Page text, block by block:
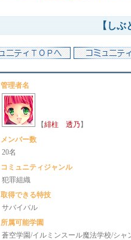
【しぶ
管理者名
【緋柱 透乃 】
メンバー数
20名
コミュニティジャンル
犯罪組織
取得できる特技
サバイバル
所属可能学園
蒼空学園/イルミンスール魔法学校/シャ